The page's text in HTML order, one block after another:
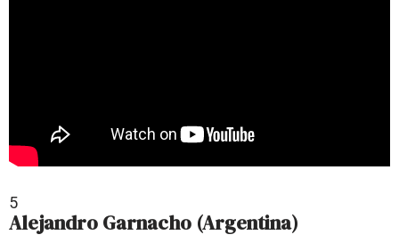
5
Alejandro Garnacho (Argentina)